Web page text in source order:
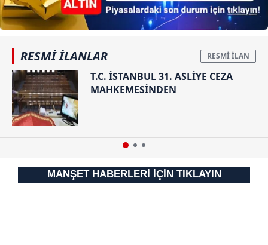
RESMİ İLANLAR
T.C. İSTANBUL 31. ASLİYE CEZA
MAHKEMESİNDEN
MANŞET HABERLERİ İÇİN TIKLAYIN